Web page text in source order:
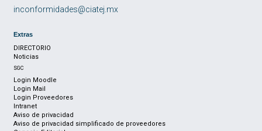
inconformidades@ciatej.mx
Extras
DIRECTORIO
Noticias
SGC
Login Moodle
Login Mail
Login Proveedores
Intranet
Aviso de privacidad
Aviso de privacidad simplificado de proveedores